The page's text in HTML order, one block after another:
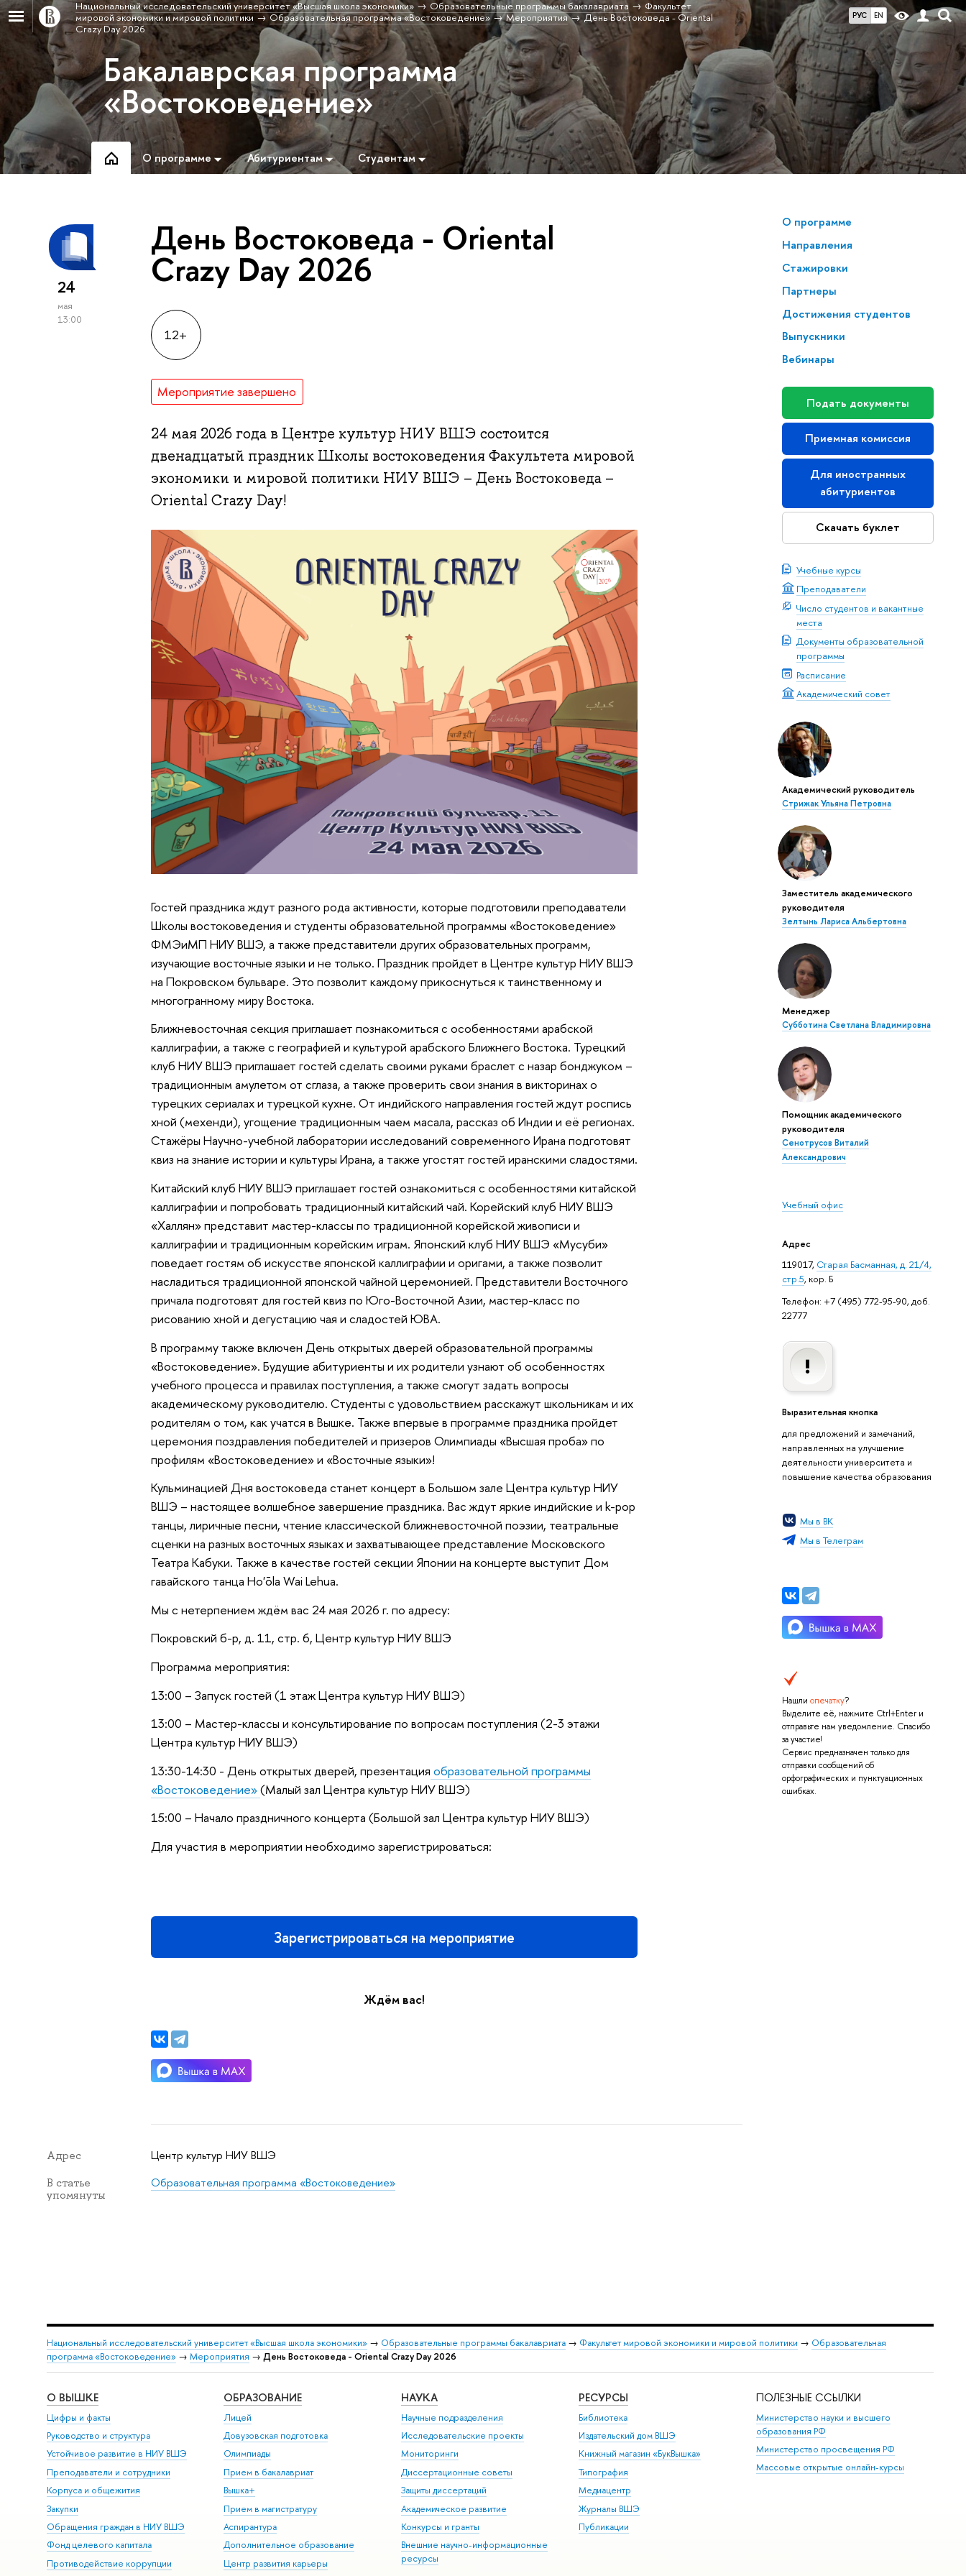
РУС EN
Национальный исследовательский университет «Высшая школа экономики» Образовательные программы бакалавриата
Факультет
мировой экономики и мировой политики
Образовательная программа «Востоковедение» Мероприятия
День Востоковеда - Oriental
Crazy Day 2026
Бакалаврская программа
«Востоковедение»
О программе Абитуриентам Студентам
О программе
Направления
Стажировки
Партнеры
Достижения студентов
Выпускники
Вебинары
Подать документы
Приемная комиссия
Для иностранных
абитуриентов
Скачать буклет
Учебные курсы
Преподаватели
Число студентов и вакантные
места
Документы образовательной
программы
Расписание
Академический совет
Академический руководитель
Стрижак Ульяна Петровна
Заместитель академического
руководителя
Зелтынь Лариса Альбертовна
Менеджер
Субботина Светлана Владимировна
Помощник академического
руководителя
Сенотрусов Виталий
Александрович
Учебный офис
Адрес
119017, Старая Басманная, д. 21/4,
стр.5, кор. Б
Телефон: +7 (495) 772-95-90, доб.
22777
Выразительная кнопка
для предложений и замечаний,
направленных на улучшение
деятельности университета и
повышение качества образования
Мы в ВК
Мы в Телеграм
Нашли опечатку?
Выделите её, нажмите Ctrl+Enter и
отправьте нам уведомление. Спасибо
за участие!
Сервис предназначен только для
отправки сообщений об
орфографических и пунктуационных
ошибках.
24
мая
13:00
День Востоковеда - Oriental
Crazy Day 2026
12+
Мероприятие завершено
24 мая 2026 года в Центре культур НИУ ВШЭ состоится
двенадцатый праздник Школы востоковедения Факультета мировой
экономики и мировой политики НИУ ВШЭ – День Востоковеда –
Oriental Crazy Day!
Гостей праздника ждут разного рода активности, которые подготовили преподаватели
Школы востоковедения и студенты образовательной программы «Востоковедение»
ФМЭиМП НИУ ВШЭ, а также представители других образовательных программ,
изучающие восточные языки и не только. Праздник пройдет в Центре культур НИУ ВШЭ
на Покровском бульваре. Это позволит каждому прикоснуться к таинственному и
многогранному миру Востока.
Ближневосточная секция приглашает познакомиться с особенностями арабской
каллиграфии, а также с географией и культурой арабского Ближнего Востока. Турецкий
клуб НИУ ВШЭ приглашает гостей сделать своими руками браслет с назар бонджуком –
традиционным амулетом от сглаза, а также проверить свои знания в викторинах о
турецких сериалах и турецкой кухне. От индийского направления гостей ждут роспись
хной (мехенди), угощение традиционным чаем масала, рассказ об Индии и её регионах.
Стажёры Научно-учебной лаборатории исследований современного Ирана подготовят
квиз на знание истории и культуры Ирана, а также угостят гостей иранскими сладостями.
Китайский клуб НИУ ВШЭ приглашает гостей ознакомиться с особенностями китайской
каллиграфии и попробовать традиционный китайский чай. Корейский клуб НИУ ВШЭ
«Халлян» представит мастер-классы по традиционной корейской живописи и
каллиграфии и традиционным корейским играм. Японский клуб НИУ ВШЭ «Мусуби»
поведает гостям об искусстве японской каллиграфии и оригами, а также позволит
насладиться традиционной японской чайной церемонией. Представители Восточного
причала подготовят для гостей квиз по Юго-Восточной Азии, мастер-класс по
рисованию хной и дегустацию чая и сладостей ЮВА.
В программу также включен День открытых дверей образовательной программы
«Востоковедение». Будущие абитуриенты и их родители узнают об особенностях
учебного процесса и правилах поступления, а также смогут задать вопросы
академическому руководителю. Студенты с удовольствием расскажут школьникам и их
родителям о том, как учатся в Вышке. Также впервые в программе праздника пройдет
церемония поздравления победителей и призеров Олимпиады «Высшая проба» по
профилям «Востоковедение» и «Восточные языки»!
Кульминацией Дня востоковеда станет концерт в Большом зале Центра культур НИУ
ВШЭ – настоящее волшебное завершение праздника. Вас ждут яркие индийские и k-pop
танцы, лиричные песни, чтение классической ближневосточной поэзии, театральные
сценки на разных восточных языках и захватывающее представление Московского
Театра Кабуки. Также в качестве гостей секции Японии на концерте выступит Дом
гавайского танца Ho'ōla Wai Lehua.
Мы с нетерпением ждём вас 24 мая 2026 г. по адресу:
Покровский б-р, д. 11, стр. 6, Центр культур НИУ ВШЭ
Программа мероприятия:
13:00 – Запуск гостей (1 этаж Центра культур НИУ ВШЭ)
13:00 – Мастер-классы и консультирование по вопросам поступления (2-3 этажи
Центра культур НИУ ВШЭ)
13:30-14:30 - День открытых дверей, презентация образовательной программы
«Востоковедение»(Малый зал Центра культур НИУ ВШЭ)
15:00 – Начало праздничного концерта (Большой зал Центра культур НИУ ВШЭ)
Для участия в мероприятии необходимо зарегистрироваться:
Зарегистрироваться на мероприятие
Ждём вас!
Адрес Центр культур НИУ ВШЭ
В статье
упомянуты
Образовательная программа «Востоковедение»
Национальный исследовательский университет «Высшая школа экономики» → Образовательные программы бакалавриата→ Факультет мировой экономики и мировой политики → Образовательная
программа «Востоковедение» → Мероприятия → День Востоковеда - Oriental Crazy Day 2026
О ВЫШКЕ
Цифры и факты
Руководство и структура
Устойчивое развитие в НИУ ВШЭ
Преподаватели и сотрудники
Корпуса и общежития
Закупки
Обращения граждан в НИУ ВШЭ
Фонд целевого капитала
Противодействие коррупции
ОБРАЗОВАНИЕ
Лицей
Довузовская подготовка
Олимпиады
Прием в бакалавриат
Вышка+
Прием в магистратуру
Аспирантура
Дополнительное образование
Центр развития карьеры
НАУКА
Научные подразделения
Исследовательские проекты
Мониторинги
Диссертационные советы
Защиты диссертаций
Академическое развитие
Конкурсы и гранты
Внешние научно-информационные
ресурсы
РЕСУРСЫ
Библиотека
Издательский дом ВШЭ
Книжный магазин «БукВышка»
Типография
Медиацентр
Журналы ВШЭ
Публикации
ПОЛЕЗНЫЕ ССЫЛКИ
Министерство науки и высшего
образования РФ
Министерство просвещения РФ
Массовые открытые онлайн-курсы